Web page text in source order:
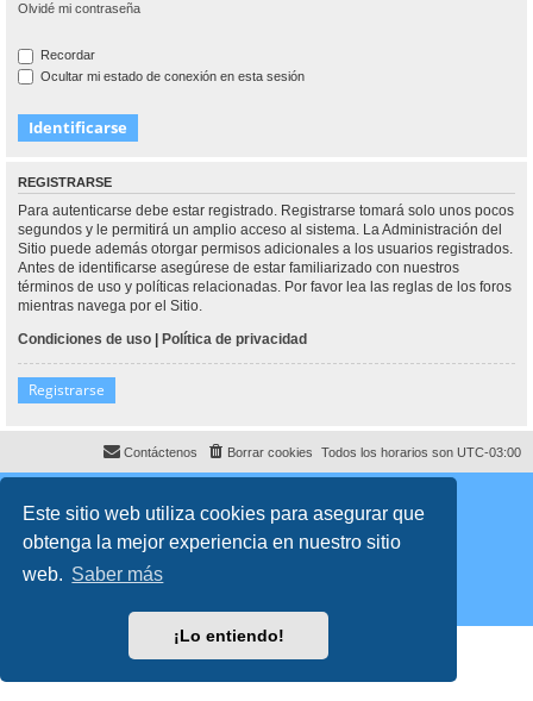
Este sitio web utiliza cookies para asegurar que
obtenga la mejor experiencia en nuestro sitio
web. Saber más
¡Lo entiendo!
Olvidé mi contraseña
Recordar
Ocultar mi estado de conexión en esta sesión
REGISTRARSE
Para autenticarse debe estar registrado. Registrarse tomará solo unos pocos
segundos y le permitirá un amplio acceso al sistema. La Administración del
Sitio puede además otorgar permisos adicionales a los usuarios registrados.
Antes de identificarse asegúrese de estar familiarizado con nuestros
términos de uso y políticas relacionadas. Por favor lea las reglas de los foros
mientras navega por el Sitio.
Condiciones de uso | Política de privacidad
Registrarse
Todos los horarios son UTC-03:00
Borrar cookies
Contáctenos
Traducción al español porphpBB España
Abogados Argentinos
Privacidad|Condiciones